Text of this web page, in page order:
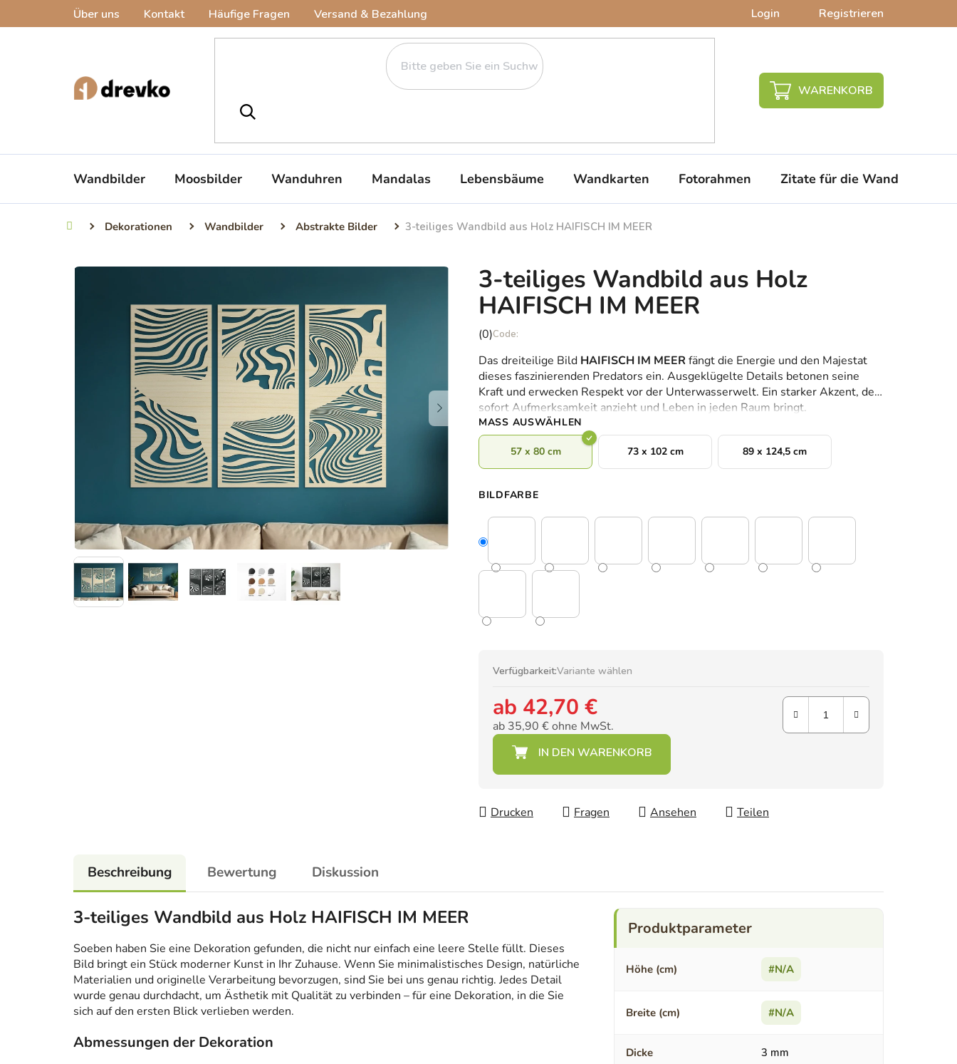
Über uns Kontakt Häufige Fragen Versand & Bezahlung Login Registrieren
WARENKORB
Wandbilder Moosbilder Wanduhren Mandalas Lebensbäume Wandkarten Fotorahmen Zitate für die Wand
StartseiteDekorationen Wandbilder Abstrakte Bilder 3-teiliges Wandbild aus Holz HAIFISCH IM MEER
3-teiliges Wandbild aus Holz
HAIFISCH IM MEER
Die
Produktbewertung
ist
0,0
von
5
Sternen.
(0)
Das dreiteilige Bild HAIFISCH IM MEER fängt die Energie und den Majestat
dieses faszinierenden Predators ein. Ausgeklügelte Details betonen seine
Kraft und erwecken Respekt vor der Unterwasserwelt. Ein starker Akzent, der
sofort Aufmerksamkeit anzieht und Leben in jeden Raum bringt.
MASS AUSWÄHLEN
57 x 80 cm 73 x 102 cm 89 x 124,5 cm
BILDFARBE
Verfügbarkeit:Variante wählen
ab 42,70 €
ab 35,90 €ohne MwSt.
Verkaufspreis:
Drucken Fragen Ansehen Teilen
Beschreibung Bewertung Diskussion
3-teiliges Wandbild aus Holz HAIFISCH IM MEER
Soeben haben Sie eine Dekoration gefunden, die nicht nur einfach eine leere Stelle füllt. Dieses
Bild bringt ein Stück moderner Kunst in Ihr Zuhause. Wenn Sie minimalistisches Design, natürliche
Materialien und originelle Verarbeitung bevorzugen, sind Sie bei uns genau richtig. Jedes Detail
wurde genau durchdacht, um Ästhetik mit Qualität zu verbinden – für eine Dekoration, in die Sie
sich auf den ersten Blick verlieben werden.
Abmessungen der Dekoration
Höhe (cm) #N/A
Breite (cm) #N/A
Dicke 3 mm